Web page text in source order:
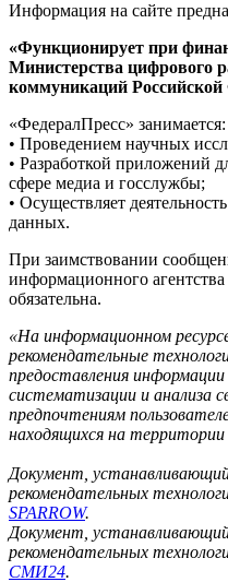
Информация на сайте
«Функционирует при
Министерства цифрового
коммуникаций Российской
«ФедералПресс» занимается:
• Проведением научных
• Разработкой приложений
сфере медиа и госслужбы;
• Осуществляет
данных.
При заимствовании
информационного
обязательна.
«На информационном
рекомендательные
предоставления информации
систематизации и анализа
предпочтениям
находящихся на
Документ,
рекомендательных
SPARROW.
Документ,
рекомендательных
СМИ24.